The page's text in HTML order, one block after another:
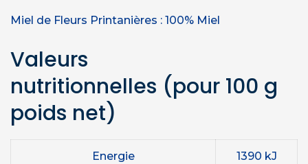
Miel de Fleurs Printanières : 100% Miel
Valeurs
nutritionnelles (pour 100 g
poids net)
Energie 1390 kJ